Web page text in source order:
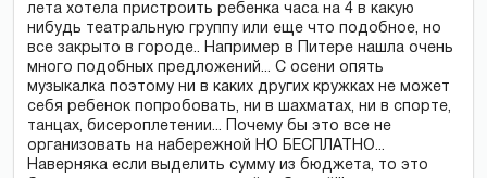
лета хотела пристроить ребенка часа на 4 в какую
нибудь театральную группу или еще что подобное, но
все закрыто в городе.. Например в Питере нашла очень
много подобных предложений... С осени опять
музыкалка поэтому ни в каких других кружках не может
себя ребенок попробовать, ни в шахматах, ни в спорте,
танцах, бисероплетении... Почему бы это все не
организовать на набережной НО БЕСПЛАТНО...
Наверняка если выделить сумму из бюджета, то это